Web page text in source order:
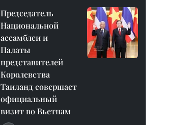
Председатель
Национальной
ассамблеи и
Палаты
представителей
Королевства
Таиланд совершает
официальный
визит во Вьетнам